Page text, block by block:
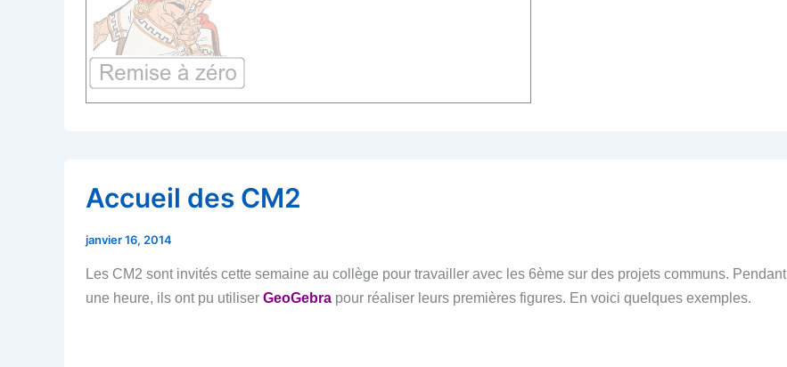
Accueil des CM2
janvier 16, 2014
Les CM2 sont invités cette semaine au collège pour travailler avec les 6ème sur des projets communs. Pendant
une heure, ils ont pu utiliser GeoGebra pour réaliser leurs premières figures. En voici quelques exemples.